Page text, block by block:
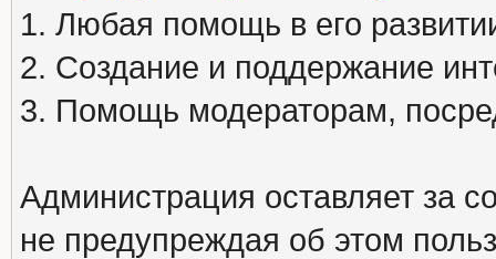
1. Любая помощь в его
2. Создание и поддержание
3. Помощь модераторам,
Администрация оставляет за
не предупреждая об этом